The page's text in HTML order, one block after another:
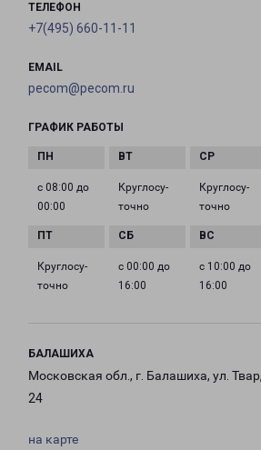
ТЕЛЕФОН
+7(495) 660-11-11
EMAIL
pecom@pecom.ru
ГРАФИК РАБОТЫ
с 08:00 до
00:00
Круглосу­
точно
Круглосу­
точно
Круглосу­
точно
с 00:00 до
16:00
с 10:00 до
16:00
БАЛАШИХА
Московская обл., г. Балашиха, ул.
24
на карте